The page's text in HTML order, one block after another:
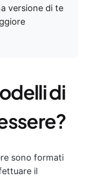
versione di te
di
sono formati
il